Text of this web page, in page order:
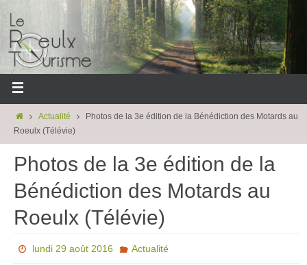
Actualité
Photos de la 3e édition de la Bénédiction des Motards au
Roeulx (Télévie)
Photos de la 3e édition de la
Bénédiction des Motards au
Roeulx (Télévie)
lundi 29 août 2016 Actualité